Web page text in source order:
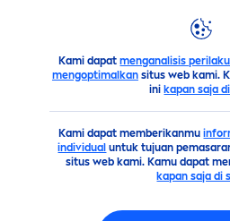
Kami dapatmenganalisis perilaku
mengoptimalkansitus web kami.
ini kapan saja
Kami dapat memberikanmu
individual untuk tujuan
situs web kami. Kamu dapat
kapan saja di
Sekilas Produk Kami Tubuh
NIVEAC&AHA